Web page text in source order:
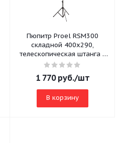
Пюпитр Proel RSM300
складной 400х290,
телескопическая штанга с
основанием "тренога",
1 770руб./шт
В корзину